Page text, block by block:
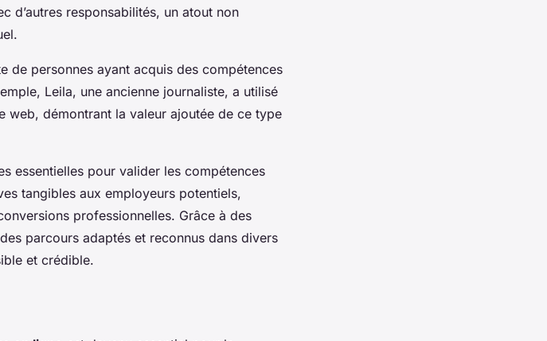
d’autres responsabilités, un atout non
de personnes ayant acquis des compétences
Leila, une ancienne journaliste, a utilisé
web, démontrant la valeur ajoutée de ce type
essentielles pour valider les compétences
tangibles aux employeurs potentiels,
professionnelles. Grâce à des
parcours adaptés et reconnus dans divers
et crédible.